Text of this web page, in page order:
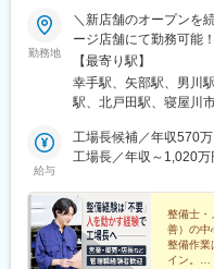
勤務地
＼新店舗のオープンを
ージ店舗にて勤務可能
については下記＜勤務
き方のご希望もOK！★
の勤務形態も選択可能
城郡茨城町長岡矢頭
大高町丸の内36番1
【最寄り駅】
幸手駅、矢部駅、男川
駅、北戸田駅、寝屋川
駅(名古屋市営)、美合
(愛知県)、置賜駅、石
(山口県)、南町田グラ
潟駅、長泉なめり駅、
駅、新金岡駅、喜多山
草津駅、西那須野駅、
給与
工場長候補／年収570
工場長／年収～1,020万
整備士・
善）の中
整備作業
イン。